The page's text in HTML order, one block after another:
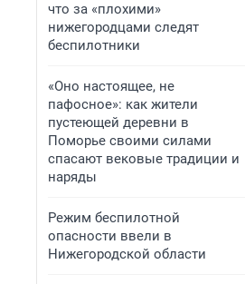
что за «плохими»
нижегородцами следят
беспилотники
«Оно настоящее, не
пафосное»: как жители
пустеющей деревни в
Поморье своими силами
спасают вековые традиции и
наряды
Режим беспилотной
опасности ввели в
Нижегородской области